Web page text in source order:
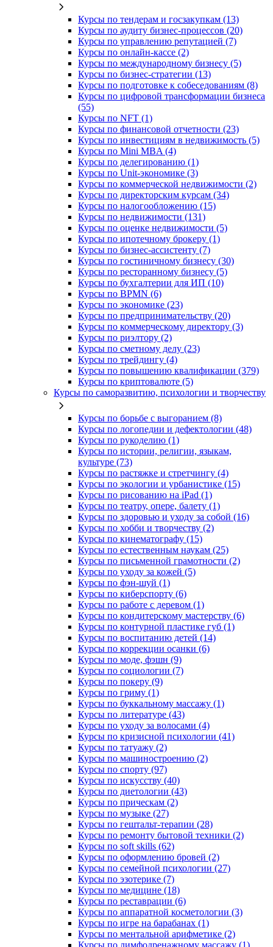
Курсы по тендерам и госзакупкам (13)
Курсы по аудиту бизнес-процессов (20)
Курсы по управлению репутацией (7)
Курсы по онлайн-кассе (2)
Курсы по международному бизнесу (5)
Курсы по бизнес-стратегии (13)
Курсы по подготовке к собеседованиям (8)
Курсы по цифровой трансформации бизнеса
(55)
Курсы по NFT (1)
Курсы по финансовой отчетности (23)
Курсы по инвестициям в недвижимость (5)
Курсы по Mini MBA (4)
Курсы по делегированию (1)
Курсы по Unit-экономике (3)
Курсы по коммерческой недвижимости (2)
Курсы по директорским курсам (34)
Курсы по налогообложению (15)
Курсы по недвижимости (131)
Курсы по оценке недвижимости (5)
Курсы по ипотечному брокеру (1)
Курсы по бизнес-ассистенту (7)
Курсы по гостиничному бизнесу (30)
Курсы по ресторанному бизнесу (5)
Курсы по бухгалтерии для ИП (10)
Курсы по BPMN (6)
Курсы по экономике (23)
Курсы по предпринимательству (20)
Курсы по коммерческому директору (3)
Курсы по риэлтору (2)
Курсы по сметному делу (23)
Курсы по трейдингу (4)
Курсы по повышению квалификации (379)
Курсы по криптовалюте (5)
Курсы по саморазвитию, психологии и творчеству
Курсы по борьбе с выгоранием (8)
Курсы по логопедии и дефектологии (48)
Курсы по рукоделию (1)
Курсы по истории, религии, языкам,
культуре (73)
Курсы по растяжке и стретчингу (4)
Курсы по экологии и урбанистике (15)
Курсы по рисованию на iPad (1)
Курсы по театру, опере, балету (1)
Курсы по здоровью и уходу за собой (16)
Курсы по хобби и творчеству (2)
Курсы по кинематографу (15)
Курсы по естественным наукам (25)
Курсы по письменной грамотности (2)
Курсы по уходу за кожей (5)
Курсы по фэн-шуй (1)
Курсы по киберспорту (6)
Курсы по работе с деревом (1)
Курсы по кондитерскому мастерству (6)
Курсы по контурной пластике губ (1)
Курсы по воспитанию детей (14)
Курсы по коррекции осанки (6)
Курсы по моде, фэшн (9)
Курсы по социологии (7)
Курсы по покеру (9)
Курсы по гриму (1)
Курсы по буккальному массажу (1)
Курсы по литературе (43)
Курсы по уходу за волосами (4)
Курсы по кризисной психологии (41)
Курсы по татуажу (2)
Курсы по машиностроению (2)
Курсы по спорту (97)
Курсы по искусству (40)
Курсы по диетологии (43)
Курсы по прическам (2)
Курсы по музыке (27)
Курсы по гештальт-терапии (28)
Курсы по ремонту бытовой техники (2)
Курсы по soft skills (62)
Курсы по оформлению бровей (2)
Курсы по семейной психологии (27)
Курсы по эзотерике (7)
Курсы по медицине (18)
Курсы по реставрации (6)
Курсы по аппаратной косметологии (3)
Курсы по игре на барабанах (1)
Курсы по ментальной арифметике (2)